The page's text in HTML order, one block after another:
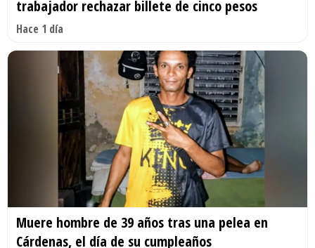
trabajador rechazar billete de cinco pesos
Hace 1 día
Muere hombre de 39 años tras una pelea en
Cárdenas, el día de su cumpleaños